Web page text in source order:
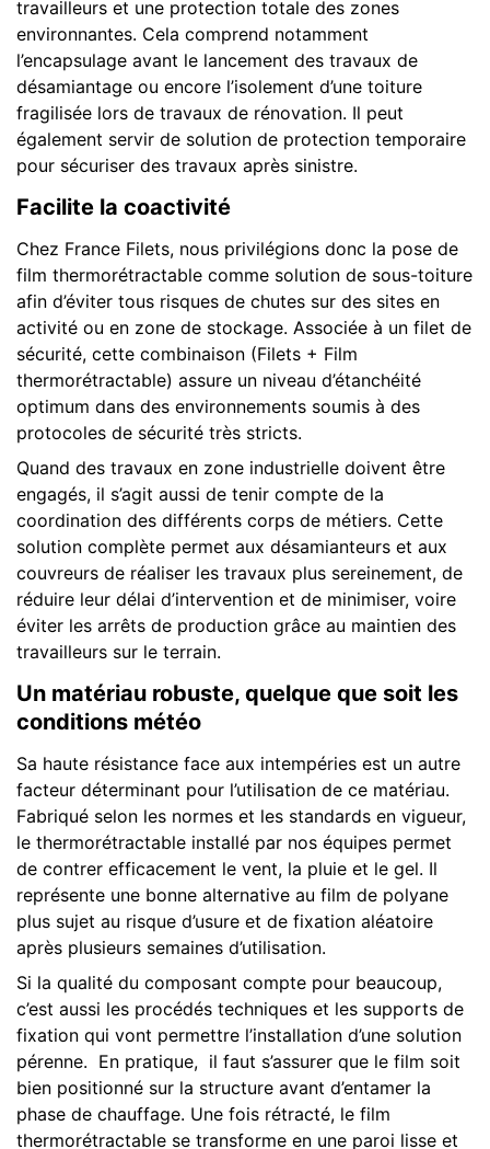
travailleurs et une protection totale des zones
environnantes. Cela comprend notamment
l’encapsulage avant le lancement des travaux de
désamiantage ou encore l’isolement d’une toiture
fragilisée lors de travaux de rénovation. Il peut
également servir de solution de protection temporaire
pour sécuriser des travaux après sinistre.
Facilite la coactivité
Chez France Filets, nous privilégions donc la pose de
film thermorétractable comme solution de sous-toiture
afin d’éviter tous risques de chutes sur des sites en
activité ou en zone de stockage. Associée à un filet de
sécurité, cette combinaison (Filets + Film
thermorétractable) assure un niveau d’étanchéité
optimum dans des environnements soumis à des
protocoles de sécurité très stricts.
Quand des travaux en zone industrielle doivent être
engagés, il s’agit aussi de tenir compte de la
coordination des différents corps de métiers. Cette
solution complète permet aux désamianteurs et aux
couvreurs de réaliser les travaux plus sereinement, de
réduire leur délai d’intervention et de minimiser, voire
éviter les arrêts de production grâce au maintien des
travailleurs sur le terrain.
Un matériau robuste, quelque que soit les
conditions météo
Sa haute résistance face aux intempéries est un autre
facteur déterminant pour l’utilisation de ce matériau.
Fabriqué selon les normes et les standards en vigueur,
le thermorétractable installé par nos équipes permet
de contrer efficacement le vent, la pluie et le gel. Il
représente une bonne alternative au film de polyane
plus sujet au risque d’usure et de fixation aléatoire
après plusieurs semaines d’utilisation.
Si la qualité du composant compte pour beaucoup,
c’est aussi les procédés techniques et les supports de
fixation qui vont permettre l’installation d’une solution
pérenne. En pratique, il faut s’assurer que le film soit
bien positionné sur la structure avant d’entamer la
phase de chauffage. Une fois rétracté, le film
thermorétractable se transforme en une paroi lisse et